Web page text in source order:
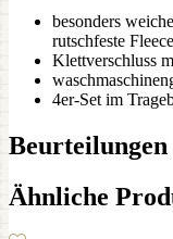
besonders
rutschfeste
Klettverschluss
4er-Set im
Beurteilungen
Ähnliche